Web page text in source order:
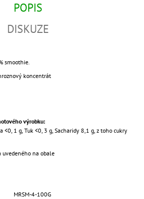
POPIS
DISKUZE
smoothie.
koncentrát
výrobku:
<0, 1 g, Tuk <0, 3 g, Sacharidy 8,1 g, z toho cukry
uvedeného na obale
MRSM-4-100G